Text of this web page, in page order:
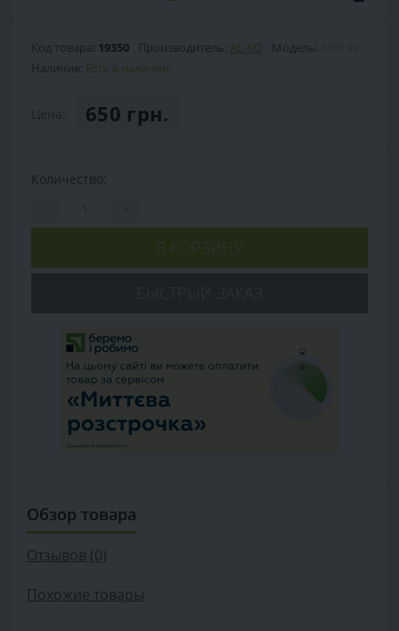
Код товара: 19350 Производитель: AL-KO Модель:
Наличие: Есть в наличии
650 грн.
Количество:
В КОРЗИНУ
Обзор товара
Отзывов (0)
Похожие товары